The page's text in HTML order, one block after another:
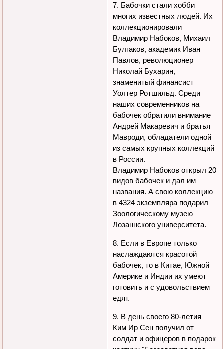
7. Бабочки стали хобби
многих известных людей. Их
коллекционировали
Владимир Набоков, Михаил
Булгаков, академик Иван
Павлов, революционер
Николай Бухарин,
знаменитый финансист
Уолтер Ротшильд. Среди
наших современников на
бабочек обратили внимание
Андрей Макаревич и братья
Мавроди, обладатели одной
из самых крупных коллекций
в России.
Владимир Набоков открыл 20
видов бабочек и дал им
названия. А свою коллекцию
в 4324 экземпляра подарил
Зоологическому музею
Лозаннского университета.
8. Если в Европе только
наслаждаются красотой
бабочек, то в Китае, Южной
Америке и Индии их умеют
готовить и с удовольствием
едят.
9. В день своего 80-летия
Ким Ир Сен получил от
солдат и офицеров в подарок